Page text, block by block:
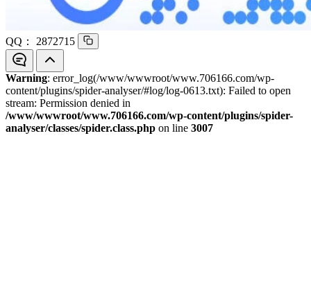
QQ： 2872715
Warning: error_log(/www/wwwroot/www.706166.com/wp-
content/plugins/spider-analyser/#log/log-0613.txt): Failed to open
stream: Permission denied in
/www/wwwroot/www.706166.com/wp-content/plugins/spider-
analyser/classes/spider.class.php on line 3007